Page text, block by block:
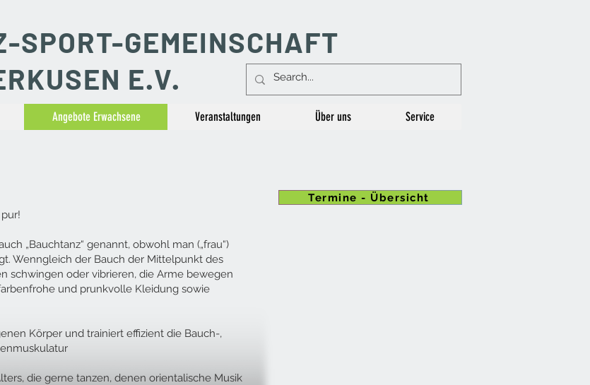
SPORT-GEMEINSCHAFT
E.V.
Angebote Erwachsene Veranstaltungen Über uns Service
„Bauchtanz“ genannt, obwohl man („frau“)
Wenngleich der Bauch der Mittelpunkt des
schwingen oder vibrieren, die Arme bewegen
und prunkvolle Kleidung sowie
Körper und trainiert effizient die Bauch-,
die gerne tanzen, denen orientalische Musik
Termine - Übersicht